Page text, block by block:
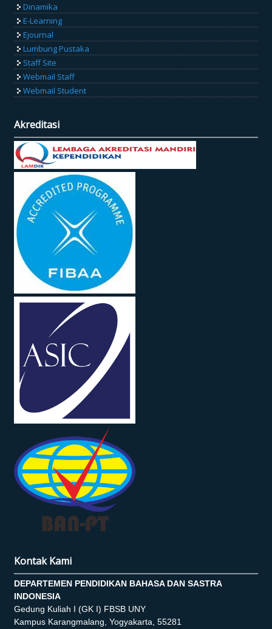
Dinamika
E-Learning
Ejournal
Lumbung Pustaka
Staff Site
Webmail Staff
Webmail Student
Akreditasi
Kontak Kami
DEPARTEMEN PENDIDIKAN BAHASA DAN SASTRA
INDONESIA
Gedung Kuliah I (GK I) FBSB UNY
Kampus Karangmalang, Yogyakarta, 55281